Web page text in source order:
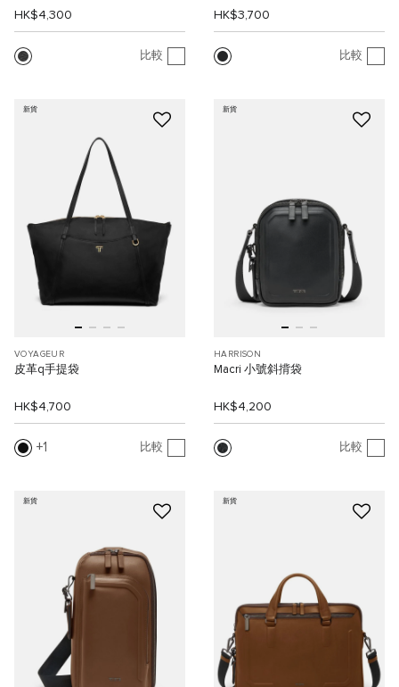
HK$4,300
比較
HK$3,700
比較
新貨
VOYAGEUR
皮革q手提袋
HK$4,700
1 比較
新貨
HARRISON
Macri 小號斜揹袋
HK$4,200
比較
新貨 新貨